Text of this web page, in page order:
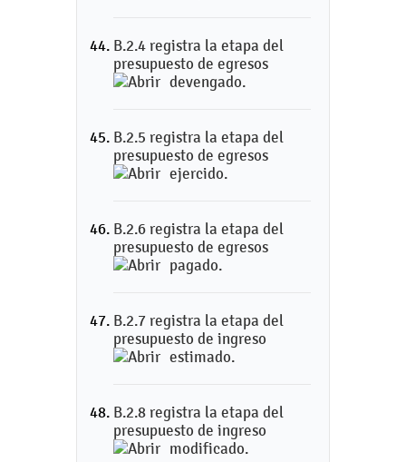
B.2.4 registra la etapa del
presupuesto de egresos
devengado.
B.2.5 registra la etapa del
presupuesto de egresos
ejercido.
B.2.6 registra la etapa del
presupuesto de egresos
pagado.
B.2.7 registra la etapa del
presupuesto de ingreso
estimado.
B.2.8 registra la etapa del
presupuesto de ingreso
modificado.